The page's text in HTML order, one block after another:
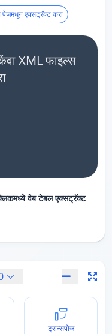
पेजमधून एक्सट्रॅक्ट करा
XML फाइल्स
वेब टेबल एक्सट्रॅक्ट
ट्रान्सपोज